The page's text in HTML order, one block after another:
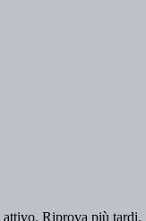
attivo. Riprova più tardi.